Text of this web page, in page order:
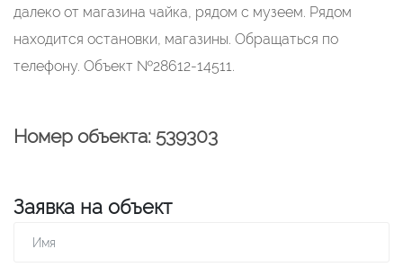
далеко от магазина чайка, рядом с музеем. Рядом
находится остановки, магазины. Обращаться по
телефону. Объект №28612-14511.
Номер объекта: 539303
Заявка на объект